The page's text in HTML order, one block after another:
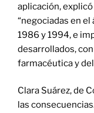
aplicación,
“negociadas en el
1986 y 1994, e
desarrollados,
farmacéutica y
Clara Suárez, de
las